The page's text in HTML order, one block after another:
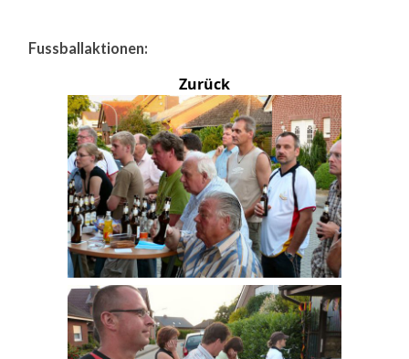
Fussballaktionen:
Zurück